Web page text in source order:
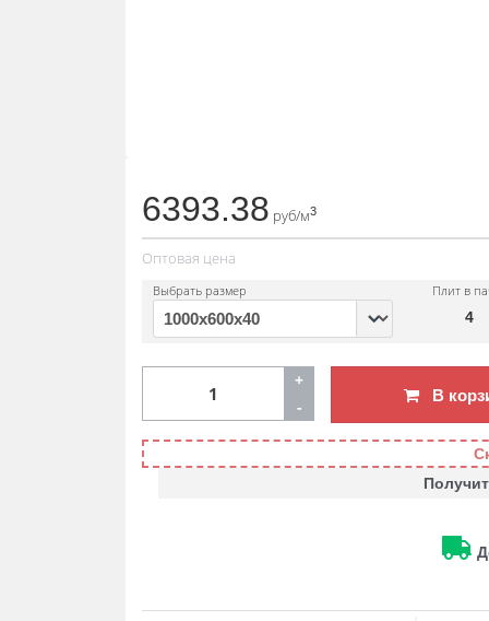
6393.38 руб/м3
Оптовая цена
Выбрать размер Плит в
4
+
-
В